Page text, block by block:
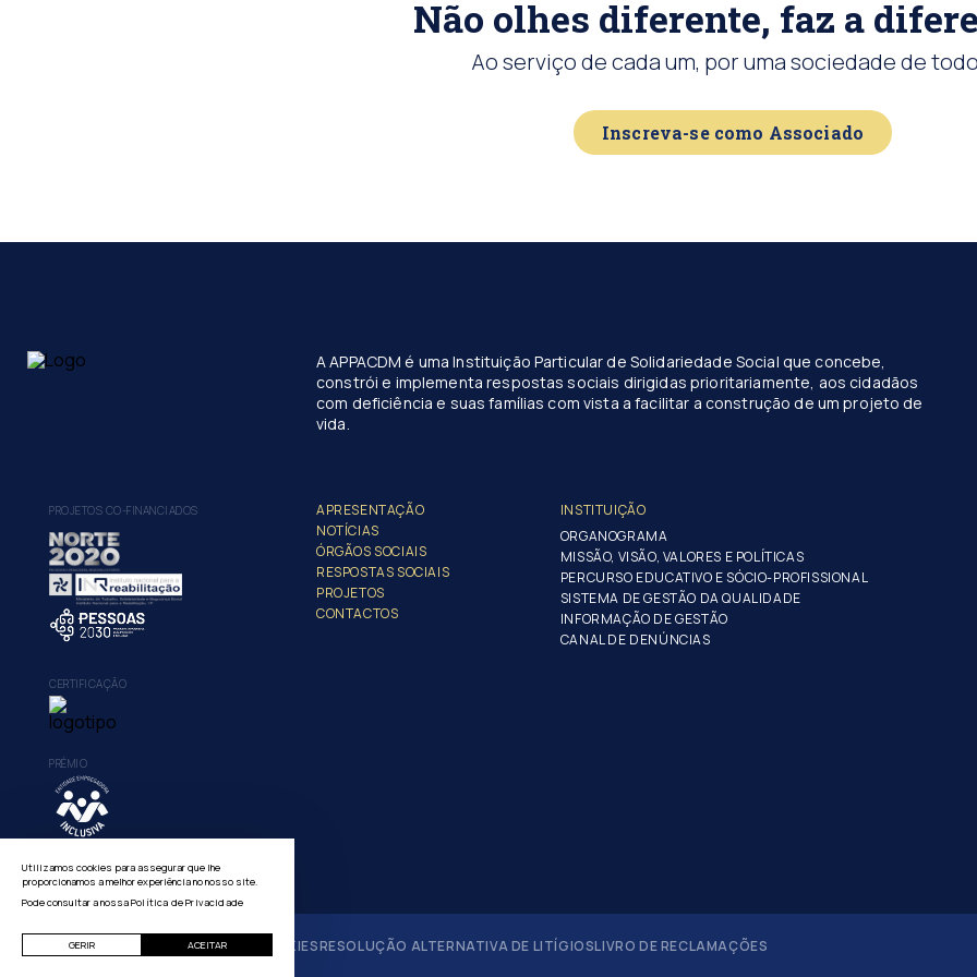
Não olhes diferente, faz a
Ao serviço de cada um, por uma sociedade de
Inscreva-se como Associado
A APPACDM é uma Instituição Particular de Solidariedade Social que concebe,
constrói e implementa respostas sociais dirigidas prioritariamente, aos cidadãos
com deficiência e suas famílias com vista a facilitar a construção de um projeto de
vida.
PROJETOS CO-FINANCIADOS
CERTIFICAÇÃO
PRÉMIO
APRESENTAÇÃO
NOTÍCIAS
ÓRGÃOS SOCIAIS
RESPOSTAS SOCIAIS
PROJETOS
CONTACTOS
INSTITUIÇÃO
ORGANOGRAMA
MISSÃO, VISÃO, VALORES E POLÍTICAS
PERCURSO EDUCATIVO E SÓCIO-PROFISSIONAL
SISTEMA DE GESTÃO DA QUALIDADE
INFORMAÇÃO DE GESTÃO
CANAL DE DENÚNCIAS
POLÍTICA DE PRIVACIDADEGERIR COOKIESRESOLUÇÃO ALTERNATIVA DE LITÍGIOSLIVRO DE RECLAMAÇÕES
Utilizamos cookies para assegurar que lhe
proporcionamos a melhor experiência no nosso site.
Pode consultar a nossaPolítica de Privacidade
GERIR ACEITAR